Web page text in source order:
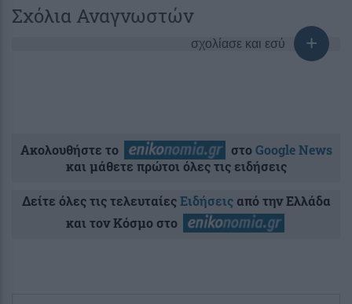
Σχόλια Αναγνωστών
σχολίασε και εσύ
Ακολουθήστε το στοGoogle News
και μάθετε πρώτοι όλες τις ειδήσεις
Δείτε όλες τις τελευταίεςΕιδήσειςαπό την Ελλάδα
και τον Κόσμο στο